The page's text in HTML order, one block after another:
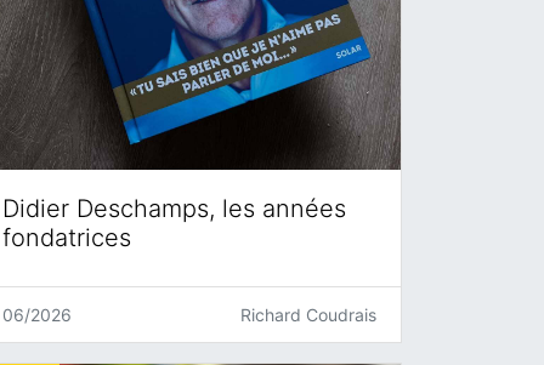
Didier Deschamps, les années
fondatrices
06/2026 Richard Coudrais